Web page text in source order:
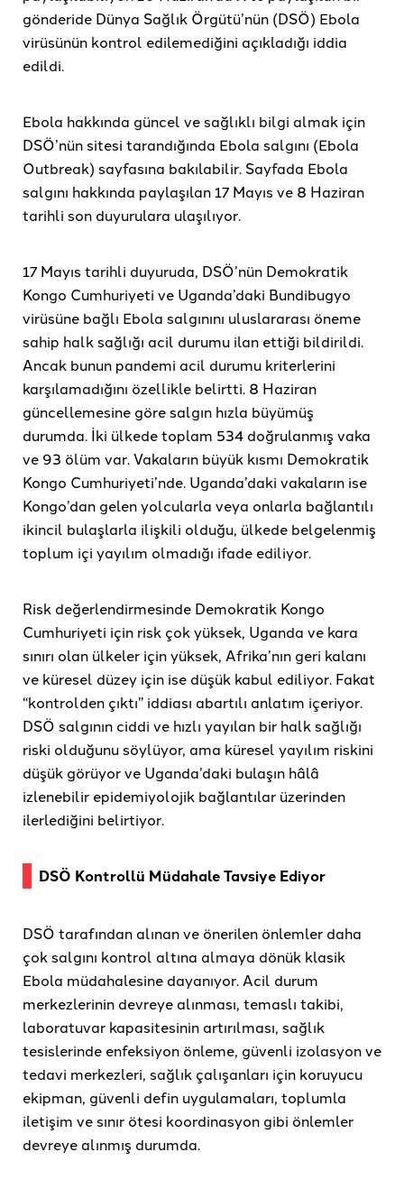
gönderide Dünya Sağlık Örgütü’nün (DSÖ) Ebola
virüsünün kontrol edilemediğini açıkladığı iddia
edildi.
Ebola hakkında güncel ve sağlıklı bilgi almak için
DSÖ’nün sitesi tarandığında Ebola salgını (Ebola
Outbreak) sayfasına bakılabilir. Sayfada Ebola
salgını hakkında paylaşılan 17 Mayıs ve 8 Haziran
tarihli son duyurulara ulaşılıyor.
17 Mayıs tarihli duyuruda, DSÖ’nün Demokratik
Kongo Cumhuriyeti ve Uganda’daki Bundibugyo
virüsüne bağlı Ebola salgınını uluslararası öneme
sahip halk sağlığı acil durumu ilan ettiği bildirildi.
Ancak bunun pandemi acil durumu kriterlerini
karşılamadığını özellikle belirtti. 8 Haziran
güncellemesine göre salgın hızla büyümüş
durumda. İki ülkede toplam 534 doğrulanmış vaka
ve 93 ölüm var. Vakaların büyük kısmı Demokratik
Kongo Cumhuriyeti’nde. Uganda’daki vakaların ise
Kongo’dan gelen yolcularla veya onlarla bağlantılı
ikincil bulaşlarla ilişkili olduğu, ülkede belgelenmiş
toplum içi yayılım olmadığı ifade ediliyor.
Risk değerlendirmesinde Demokratik Kongo
Cumhuriyeti için risk çok yüksek, Uganda ve kara
sınırı olan ülkeler için yüksek, Afrika’nın geri kalanı
ve küresel düzey için ise düşük kabul ediliyor. Fakat
“kontrolden çıktı” iddiası abartılı anlatım içeriyor.
DSÖ salgının ciddi ve hızlı yayılan bir halk sağlığı
riski olduğunu söylüyor, ama küresel yayılım riskini
düşük görüyor ve Uganda’daki bulaşın hâlâ
izlenebilir epidemiyolojik bağlantılar üzerinden
ilerlediğini belirtiyor.
DSÖ Kontrollü Müdahale Tavsiye Ediyor
DSÖ tarafından alınan ve önerilen önlemler daha
çok salgını kontrol altına almaya dönük klasik
Ebola müdahalesine dayanıyor. Acil durum
merkezlerinin devreye alınması, temaslı takibi,
laboratuvar kapasitesinin artırılması, sağlık
tesislerinde enfeksiyon önleme, güvenli izolasyon ve
tedavi merkezleri, sağlık çalışanları için koruyucu
ekipman, güvenli defin uygulamaları, toplumla
iletişim ve sınır ötesi koordinasyon gibi önlemler
devreye alınmış durumda.